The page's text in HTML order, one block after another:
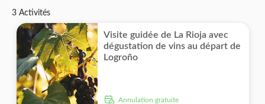
Entrée incluse
Visite guidée
Repas inclus
Groupe réduit
3 Activités
Visite guidée de La Rioja avec
dégustation de vins au départ de
Logroño
Annulation gratuite